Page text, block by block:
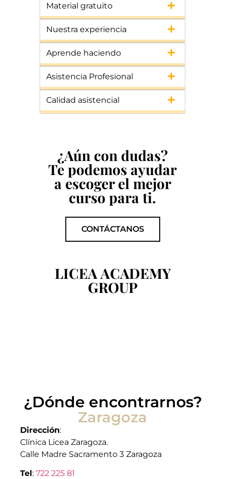
Material gratuito
Nuestra experiencia
Aprende haciendo
Asistencia Profesional
Calidad asistencial
¿Aún con dudas?
Te podemos ayudar
a escoger el mejor
curso para ti.
CONTÁCTANOS
LICEA ACADEMY
GROUP
¿Dónde encontrarnos?
Zaragoza
Dirección:
Clínica Licea Zaragoza.
Calle Madre Sacramento 3 Zaragoza
Tel: 722 225 81